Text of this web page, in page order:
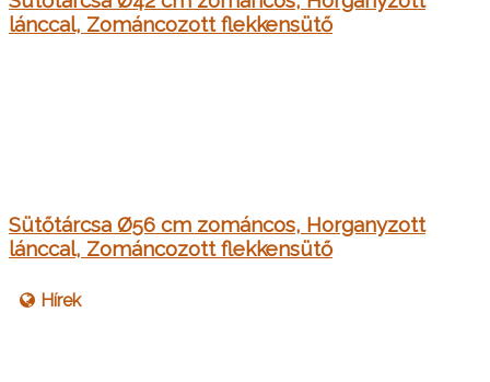
lánccal, Zománcozott flekkensütő
Sütőtárcsa Ø56 cm zománcos, Horganyzott
lánccal, Zománcozott flekkensütő
Hírek